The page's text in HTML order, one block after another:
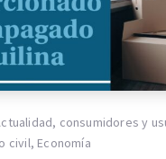
, consumidores y
civil, Economía